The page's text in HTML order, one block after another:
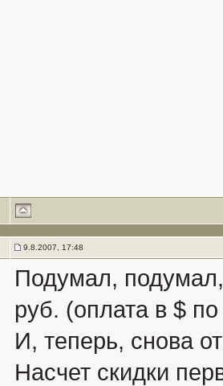
9.8.2007, 17:48
Подумал,
руб. (оплата в $
И, теперь, снова
Насчет скидки